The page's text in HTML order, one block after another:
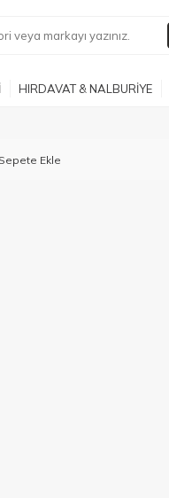
HIRDAVAT & NALBURİYE
Ekle